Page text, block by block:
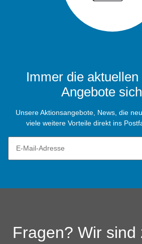
Immer die aktuellen
Angebote
Unsere Aktionsangebote, News, die
viele weitere Vorteile direkt ins
Fragen? Wir sind